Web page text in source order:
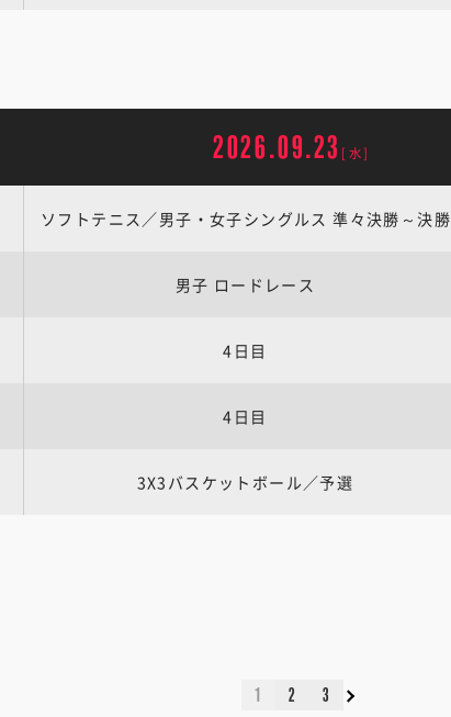
2026.09.23 [水]
ソフトテニス／男子・女子シングルス 準々決勝～決勝
男子 ロードレース
4日目
4日目
3X3バスケットボール／予選
1 2 3